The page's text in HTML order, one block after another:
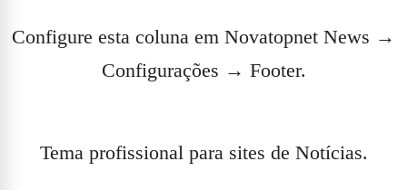
Configure esta coluna em Novatopnet News →
Configurações → Footer.
Tema profissional para sites de Notícias.